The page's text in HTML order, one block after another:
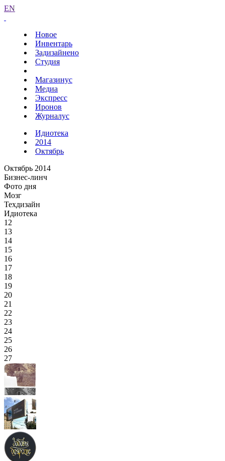
EN
Новое
Инвентарь
Задизайнено
Студия
Магазинус
Медиа
Экспресс
Иронов
Журналус
Идиотека
2014
Октябрь
Октябрь 2014
Бизнес-линч
Фото дня
Мозг
Техдизайн
Идиотека
12
13
14
15
16
17
18
19
20
21
22
23
24
25
26
27